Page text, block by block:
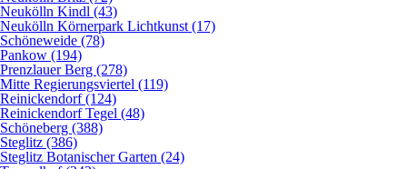
Neukölln Kindl (43)
Neukölln Körnerpark Lichtkunst (17)
Schöneweide (78)
Pankow (194)
Prenzlauer Berg (278)
Mitte Regierungsviertel (119)
Reinickendorf (124)
Reinickendorf Tegel (48)
Schöneberg (388)
Steglitz (386)
Steglitz Botanischer Garten (24)